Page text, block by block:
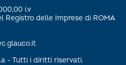
i.v
Registro delle Imprese di ROMA
- Tutti i diritti riservati.